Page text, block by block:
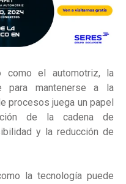
como el automotriz, la
para mantenerse a la
procesos juega un papel
de la cadena de
y la reducción de
la tecnología puede